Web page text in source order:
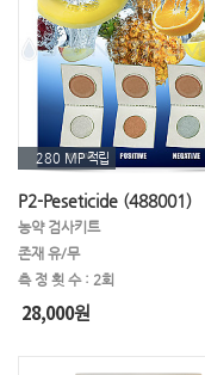
Broadley James
280 MP적립
P2-Peseticide (488001)
농약 검사키트
존재 유/무
측 정 횟 수 : 2회
28,000원